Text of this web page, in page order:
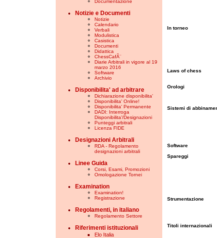
Documentazione
Notizie e Documenti
Notizie
Calendario
Verbali
Modulistica
Casistica
Documenti
Didattica
ChessCafÃ¨
Diarie Arbitrali in vigore al 19
marzo 2016
Software
Archivio
Disponibilita' ad arbitrare
Dichiarazione disponibilita'
Disponibilita' Online!
Disponibilita' Permanente
DADI: Interroga
Disponibilita'/Designazioni
Punteggi arbitrali
Licenza FIDE
Designazioni Arbitrali
RDA - Regolamento
designazioni arbitrali
Linee Guida
Corsi, Esami, Promozioni
Omologazione Tornei
Examination
Examination!
Registrazione
Regolamenti, in italiano
Regolamento Settore
Riferimenti istituzionali
Elo Italia
In torneo
Laws of chess
Orologi
Sistemi di
Software
Spareggi
Strumentazione
Titoli internazionali